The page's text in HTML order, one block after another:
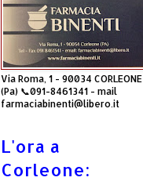
Via Roma, 1 - 90034 CORLEONE
(Pa) 📞091-8461341 - mail
farmaciabinenti@libero.it
L'ora a
Corleone: